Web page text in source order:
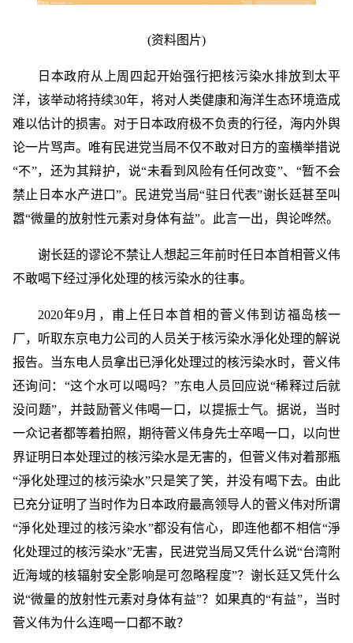
(资料图片)
日本政府从上周四起开始强行把核污染水排放到太平
洋，该举动将持续30年，将对人类健康和海洋生态环境造成
难以估计的损害。对于日本政府极不负责的行径，海内外舆
论一片骂声。唯有民进党当局不仅不敢对日方的蛮横举措说
“不”，还为其辩护，说“未看到风险有任何改变”、“暂不会
禁止日本水产进口”。民进党当局“驻日代表”谢长廷甚至叫
嚣“微量的放射性元素对身体有益”。此言一出，舆论哗然。
谢长廷的谬论不禁让人想起三年前时任日本首相菅义伟
不敢喝下经过淨化处理的核污染水的往事。
2020年9月，甫上任日本首相的菅义伟到访福岛核一
厂，听取东京电力公司的人员关于核污染水淨化处理的解说
报告。当东电人员拿出已淨化处理过的核污染水时，菅义伟
还询问：“这个水可以喝吗？”东电人员回应说“稀释过后就
没问题”，并鼓励菅义伟喝一口，以提振士气。据说，当时
一众记者都等着拍照，期待菅义伟身先士卒喝一口，以向世
界证明日本处理过的核污染水是无害的，但菅义伟对着那瓶
“淨化处理过的核污染水”只是笑了笑，并没有喝下去。由此
已充分证明了当时作为日本政府最高领导人的菅义伟对所谓
“淨化处理过的核污染水”都没有信心，即连他都不相信“淨
化处理过的核污染水”无害，民进党当局又凭什么说“台湾附
近海域的核辐射安全影响是可忽略程度”？谢长廷又凭什么
说“微量的放射性元素对身体有益”？如果真的“有益”，当时
菅义伟为什么连喝一口都不敢？